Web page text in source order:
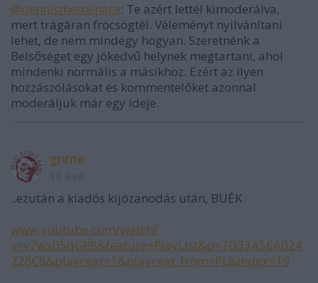
@dennisthemenace: Te azért lettél kimoderálva,
mert trágáran fröcsögtél. Véleményt nyilvánítani
lehet, de nem mindegy hogyan. Szeretnénk a
Belsőséget egy jókedvű helynek megtartani, ahol
mindenki normális a másikhoz. Ezért az ilyen
hozzászólásokat és kommentelőket azonnal
moderáljuk már egy ideje.
gnme
..ezután a kiadós kijózanodás után, BUÉK
www.youtube.com/watch?
v=y7wx05qGlI8&feature=PlayList&p=7D33A56A024
728C8&playnext=1&playnext_from=PL&index=19